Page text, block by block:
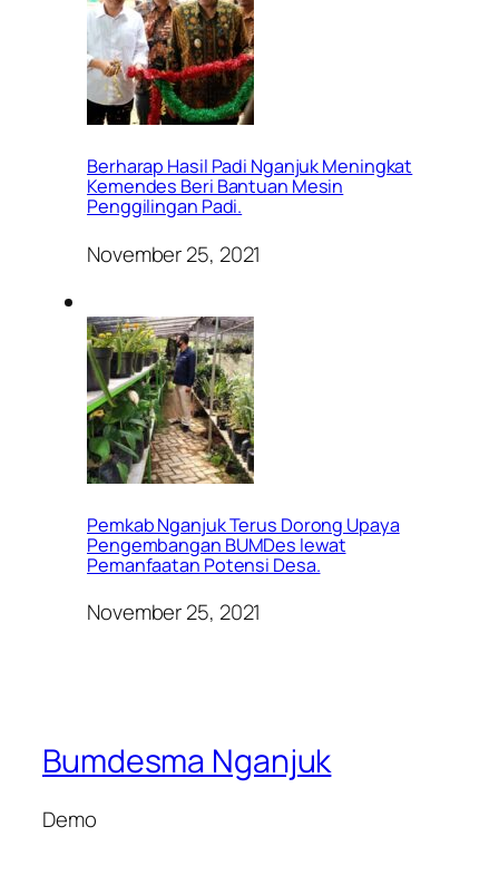
Berharap Hasil Padi Nganjuk Meningkat
Kemendes Beri Bantuan Mesin
Penggilingan Padi.
November 25, 2021
Pemkab Nganjuk Terus Dorong Upaya
Pengembangan BUMDes lewat
Pemanfaatan Potensi Desa.
November 25, 2021
Bumdesma Nganjuk
Demo